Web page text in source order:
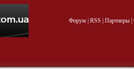
Форум| RSS Партнеры|